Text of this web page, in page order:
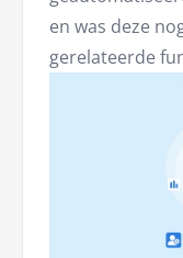
en was deze
gerelateerde